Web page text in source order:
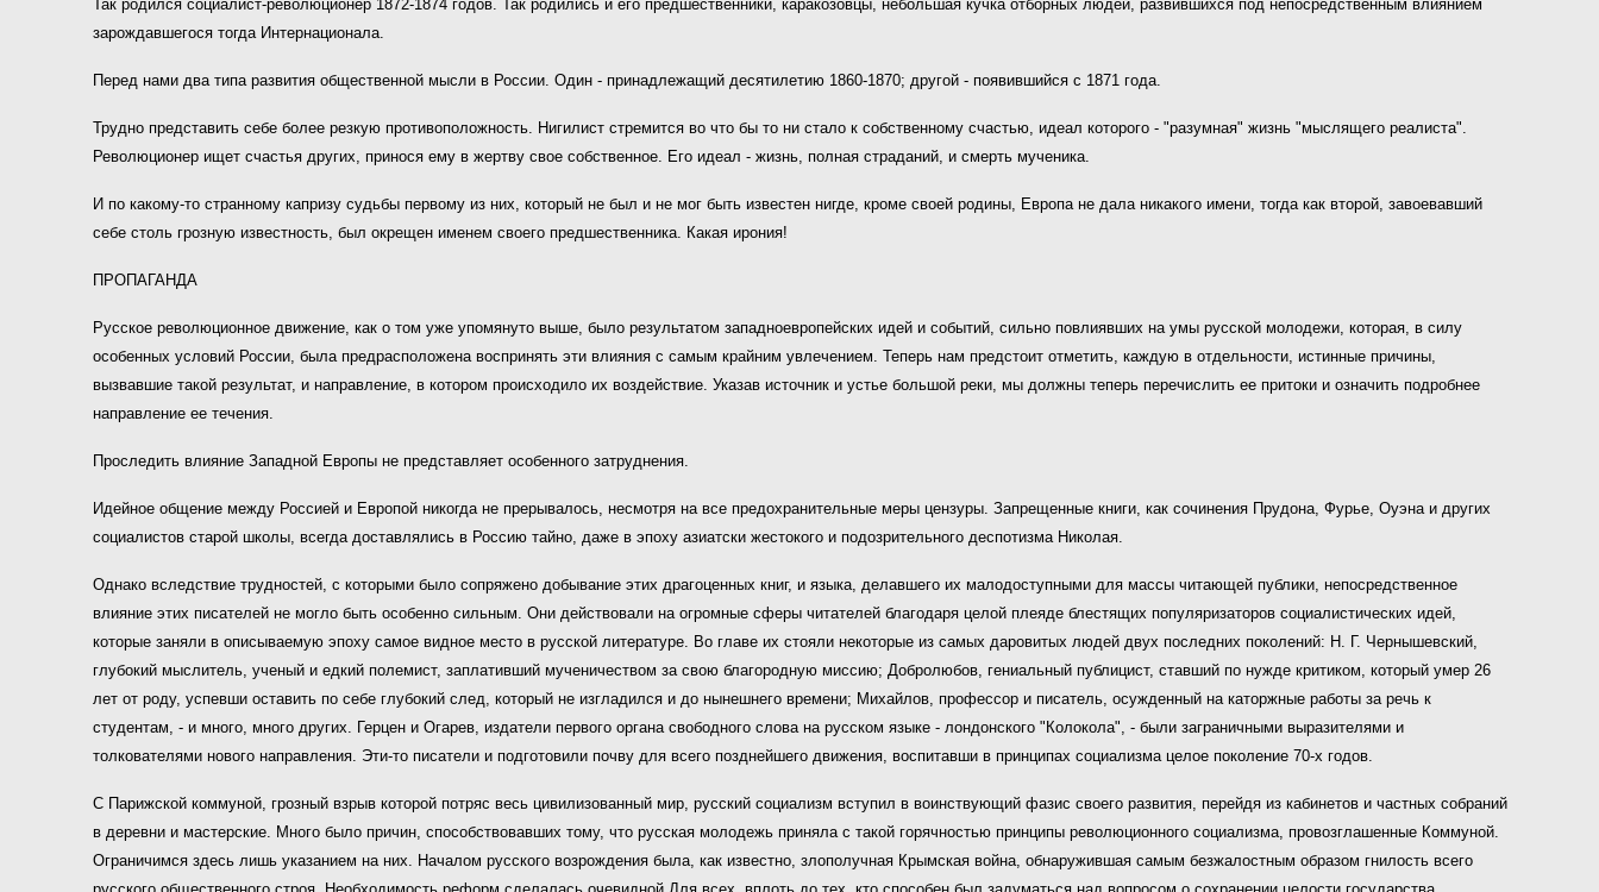
Так родился социалист-революционер 1872-1874 годов. Так родились и его предшественники, каракозовцы, небольшая кучка отборных людей, развившихся под непосредственным влиянием
зарождавшегося тогда Интернационала.
Перед нами два типа развития общественной мысли в России. Один - принадлежащий десятилетию 1860-1870; другой - появившийся с 1871 года.
Трудно представить себе более резкую противоположность. Нигилист стремится во что бы то ни стало к собственному счастью, идеал которого - "разумная" жизнь "мыслящего реалиста".
Революционер ищет счастья других, принося ему в жертву свое собственное. Его идеал - жизнь, полная страданий, и смерть мученика.
И по какому-то странному капризу судьбы первому из них, который не был и не мог быть известен нигде, кроме своей родины, Европа не дала никакого имени, тогда как второй, завоевавший
себе столь грозную известность, был окрещен именем своего предшественника. Какая ирония!
ПРОПАГАНДА
Русское революционное движение, как о том уже упомянуто выше, было результатом западноевропейских идей и событий, сильно повлиявших на умы русской молодежи, которая, в силу
особенных условий России, была предрасположена воспринять эти влияния с самым крайним увлечением. Теперь нам предстоит отметить, каждую в отдельности, истинные причины,
вызвавшие такой результат, и направление, в котором происходило их воздействие. Указав источник и устье большой реки, мы должны теперь перечислить ее притоки и означить подробнее
направление ее течения.
Проследить влияние Западной Европы не представляет особенного затруднения.
Идейное общение между Россией и Европой никогда не прерывалось, несмотря на все предохранительные меры цензуры. Запрещенные книги, как сочинения Прудона, Фурье, Оуэна и других
социалистов старой школы, всегда доставлялись в Россию тайно, даже в эпоху азиатски жестокого и подозрительного деспотизма Николая.
Однако вследствие трудностей, с которыми было сопряжено добывание этих драгоценных книг, и языка, делавшего их малодоступными для массы читающей публики, непосредственное
влияние этих писателей не могло быть особенно сильным. Они действовали на огромные сферы читателей благодаря целой плеяде блестящих популяризаторов социалистических идей,
которые заняли в описываемую эпоху самое видное место в русской литературе. Во главе их стояли некоторые из самых даровитых людей двух последних поколений: Н. Г. Чернышевский,
глубокий мыслитель, ученый и едкий полемист, заплативший мученичеством за свою благородную миссию; Добролюбов, гениальный публицист, ставший по нужде критиком, который умер 26
лет от роду, успевши оставить по себе глубокий след, который не изгладился и до нынешнего времени; Михайлов, профессор и писатель, осужденный на каторжные работы за речь к
студентам, - и много, много других. Герцен и Огарев, издатели первого органа свободного слова на русском языке - лондонского "Колокола", - были заграничными выразителями и
толкователями нового направления. Эти-то писатели и подготовили почву для всего позднейшего движения, воспитавши в принципах социализма целое поколение 70-х годов.
С Парижской коммуной, грозный взрыв которой потряс весь цивилизованный мир, русский социализм вступил в воинствующий фазис своего развития, перейдя из кабинетов и частных собраний
в деревни и мастерские. Много было причин, способствовавших тому, что русская молодежь приняла с такой горячностью принципы революционного социализма, провозглашенные Коммуной.
Ограничимся здесь лишь указанием на них. Началом русского возрождения была, как известно, злополучная Крымская война, обнаружившая самым безжалостным образом гнилость всего